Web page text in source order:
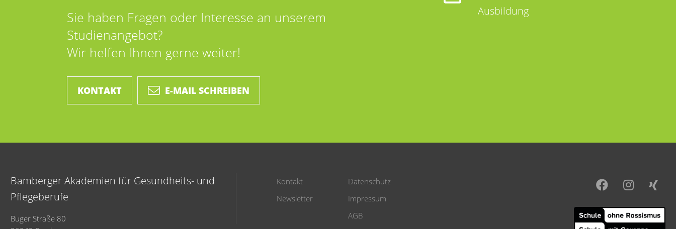
Sie haben Fragen oder Interesse an unserem
Studienangebot?
Wir helfen Ihnen gerne weiter!
KONTAKT E-MAIL SCHREIBEN
Ausbildung
Bamberger Akademien für Gesundheits- und
Pflegeberufe
Buger Straße 80
Kontakt
Newsletter
Datenschutz
Impressum
AGB